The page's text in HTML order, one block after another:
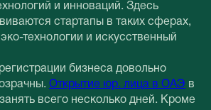
и инноваций. Здесь
стартапы в таких сферах,
технологии и искусственный
бизнеса довольно
Открытие юр. лица в ОАЭ в
всего несколько дней. Кроме